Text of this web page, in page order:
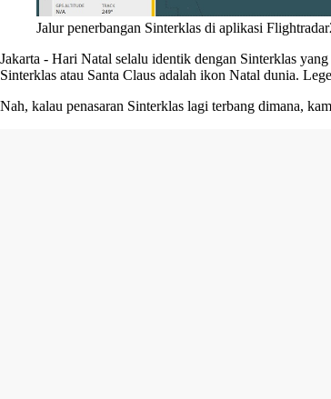
Jalur penerbangan Sinterklas di aplikasi
Jakarta - Hari Natal selalu identik dengan Sinterklas yang
Sinterklas atau Santa Claus adalah ikon Natal dunia.
Nah, kalau penasaran Sinterklas lagi terbang dimana,